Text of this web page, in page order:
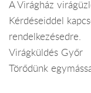
A Virágház
Kérdéseiddel
rendelkezésedre.
Virágküldés Győr
Törődünk